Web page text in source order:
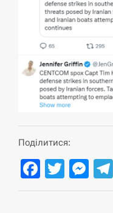
СЕРПЕНЬ
У зоопарку
СЕРПЕНЬ
Россияне
Поділитися:
Twitter